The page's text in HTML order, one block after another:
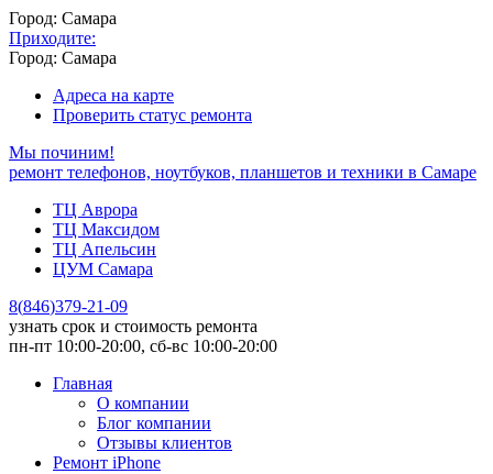
Город: Самара
Приходите:
Город: Самара
Адреса на карте
Проверить статус ремонта
Мы починим!
ремонт телефонов, ноутбуков, планшетов и техники в Самаре
ТЦ Аврора
ТЦ Максидом
ТЦ Апельсин
ЦУМ Самара
8(846)379-21-09
узнать срок и стоимость ремонта
пн-пт 10:00-20:00, сб-вс 10:00-20:00
Главная
О компании
Блог компании
Отзывы клиентов
Ремонт iPhone